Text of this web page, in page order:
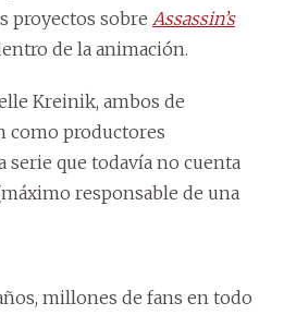
proyectos sobre Assassin’s
de la animación.
Kreinik, ambos de
como productores
serie que todavía no cuenta
responsable de una
millones de fans en todo